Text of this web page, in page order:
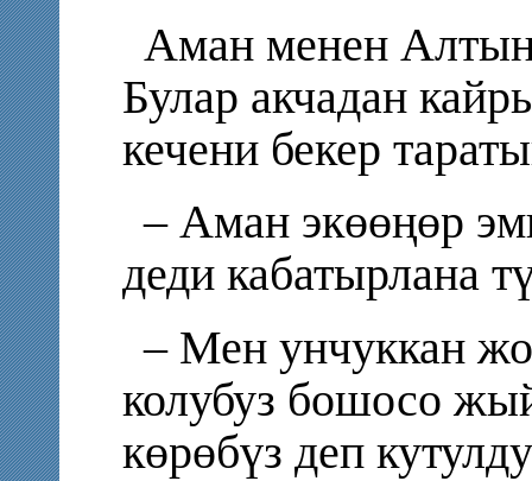
Аман менен
Булар акчадан
кечени бекер
– Аман экөөңөр
деди кабатырлана
– Мен унчуккан
колубуз бошосо
көрөбүз деп